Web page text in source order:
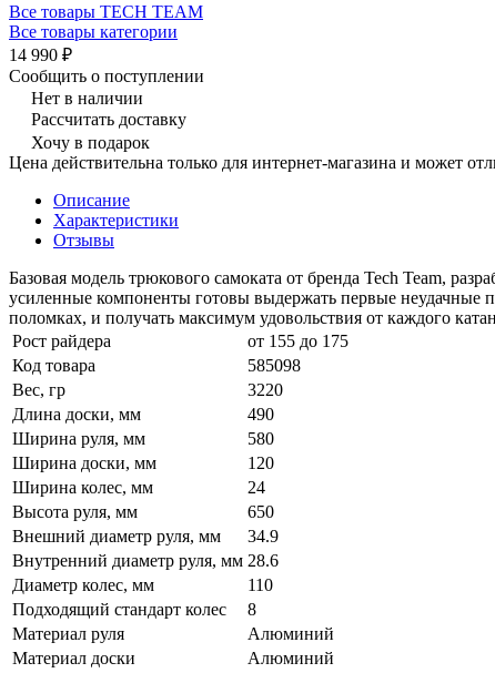
Все товары TECH TEAM
Все товары категории
14 990 ₽
Сообщить о поступлении
Нет в наличии
Рассчитать доставку
Хочу в подарок
Цена действительна только для интернет-магазина и может
Описание
Характеристики
Отзывы
Базовая модель трюкового самоката от бренда Tech Team,
усиленные компоненты готовы выдержать первые неудачные
поломках, и получать максимум удовольствия от каждого
Рост райдера
от 155 до 175
Код товара
585098
Вес, гр
3220
Длина доски, мм
490
Ширина руля, мм
580
Ширина доски, мм
120
Ширина колес, мм
24
Высота руля, мм
650
Внешний диаметр руля, мм
34.9
Внутренний диаметр руля, мм 28.6
Диаметр колес, мм
110
Подходящий стандарт колес
8
Материал руля
Алюминий
Материал доски
Алюминий